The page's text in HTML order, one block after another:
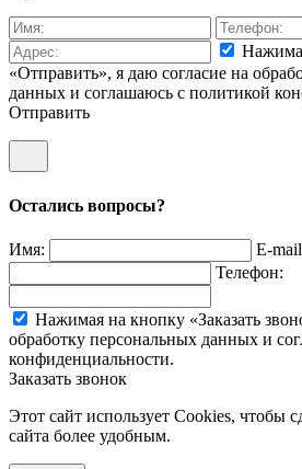
«Отправить», я даю согласие на
данных и соглашаюсь c политикой
Отправить
Остались вопросы?
Имя:
E-
Телефон:
Нажимая на кнопку «Заказать
обработку персональных данных и
конфиденциальности.
Заказать звонок
Этот сайт использует Cookies, чтобы
сайта более удобным.